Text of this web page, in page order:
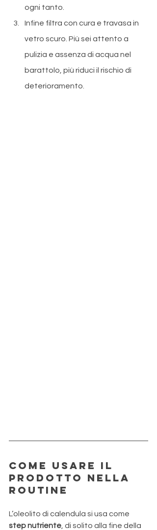
ogni tanto.
Infine filtra con cura e travasa in
vetro scuro. Più sei attento a
pulizia e assenza di acqua nel
barattolo, più riduci il rischio di
deterioramento.
Come usare il
prodotto nella
routine
L’oleolito di calendula si usa come
step nutriente , di solito alla fine della